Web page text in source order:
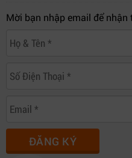
Production broadcast
Thiết bị hỗ trợ điều khiển
inch giúp giám sát tín hiệu
Mời bạn nhập email để
ĐĂNG KÝ